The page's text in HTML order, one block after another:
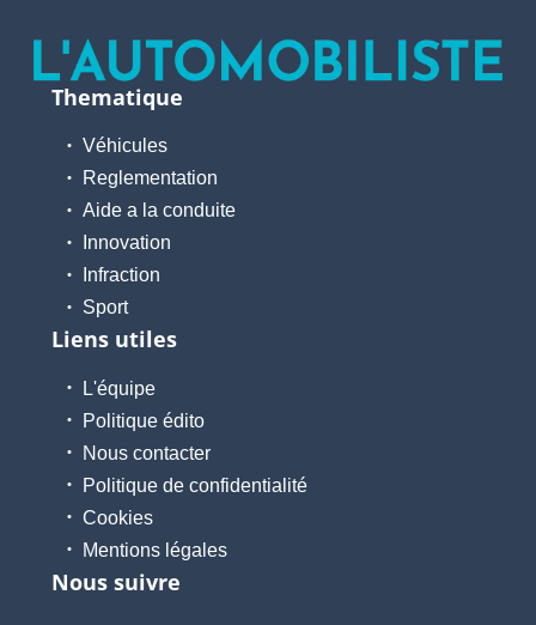
Thematique
Véhicules
Reglementation
Aide a la conduite
Innovation
Infraction
Sport
Liens utiles
L'équipe
Politique édito
Nous contacter
Politique de confidentialité
Cookies
Mentions légales
Nous suivre